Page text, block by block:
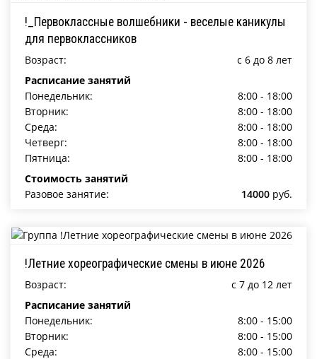
!_Первоклассные волшебники - веселые каникулы
для первоклассников
Возраст:
c 6 до 8 лет
Расписание занятий
Понедельник:
8:00 - 18:00
Вторник:
8:00 - 18:00
Среда:
8:00 - 18:00
Четверг:
8:00 - 18:00
Пятница:
8:00 - 18:00
Стоимость занятий
Разовое занятие:
14000 руб.
!Летние хореографические смены в июне 2026
Возраст:
c 7 до 12 лет
Расписание занятий
Понедельник:
8:00 - 15:00
Вторник:
8:00 - 15:00
Среда:
8:00 - 15:00